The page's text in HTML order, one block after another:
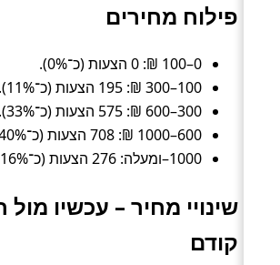
פילוח מחירים
0–100 ₪: 0 הצעות (כ־0%).
100–300 ₪: 195 הצעות (כ־11%).
300–600 ₪: 575 הצעות (כ־33%).
600–1000 ₪: 708 הצעות (כ־40%).
1000–ומעלה: 276 הצעות (כ־16%).
שינויי מחיר – עכשיו מול
קודם